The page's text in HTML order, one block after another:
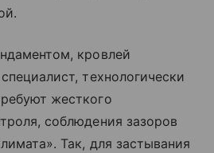
кровлей
технологически
жесткого
соблюдения зазоров
Так, для застывания